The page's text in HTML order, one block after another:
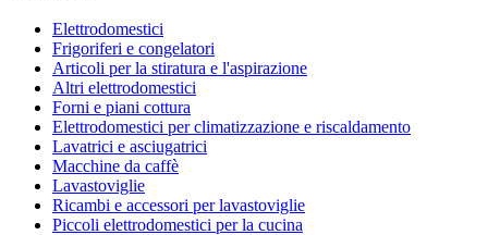
Elettrodomestici
Frigoriferi e congelatori
Articoli per la stiratura e l'aspirazione
Altri elettrodomestici
Forni e piani cottura
Elettrodomestici per climatizzazione e riscaldamento
Lavatrici e asciugatrici
Macchine da caffè
Lavastoviglie
Ricambi e accessori per lavastoviglie
Piccoli elettrodomestici per la cucina